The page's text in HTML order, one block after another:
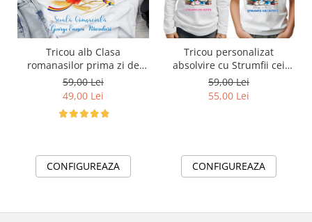
Tricou alb Clasa
romanasilor prima zi de
gradinita sau scoala din
bumbac ABS1133
59,00 Lei
49,00 Lei
CONFIGUREAZA
Tricou personalizat
absolvire cu Strumfii cei
isteti
59,00 Lei
55,00 Lei
CONFIGUREAZA